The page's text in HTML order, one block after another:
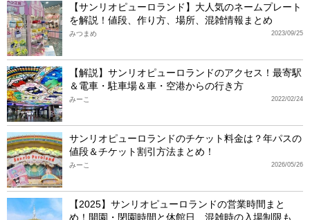
【サンリオピューロランド】大人気のネームプレート
を解説！値段、作り方、場所、混雑情報まとめ
2023/09/25
みつまめ
【解説】サンリオピューロランドのアクセス！最寄駅
＆電車・駐車場＆車・空港からの行き方
2022/02/24
みーこ
サンリオピューロランドのチケット料金は？年パスの
値段＆チケット割引方法まとめ！
2026/05/26
みーこ
【2025】サンリオピューロランドの営業時間まと
め！開園・閉園時間と休館日、混雑時の入場制限も